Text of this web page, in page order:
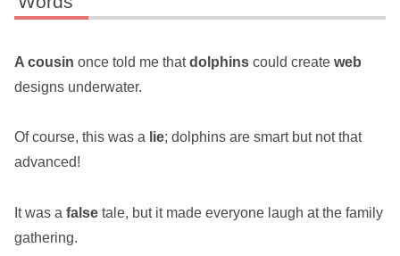
A cousin once told me thatdolphins could create web
designs underwater.
Of course, this was a lie; dolphins are smart but not that
advanced!
It was a false tale, but it made everyone laugh at the family
gathering.